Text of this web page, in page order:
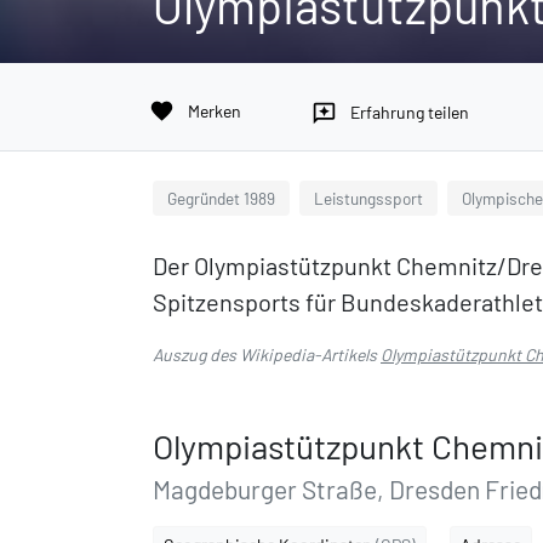
favorite Merken reviews Erfahrung teilen
Gegründet 1989 Leistungssport
Der Olympiastützpunkt Chemnitz/
Spitzensports für
Auszug des Wikipedia-ArtikelsOlympiastützpunkt
Olympiastützpunkt
Magdeburger Straße, Dresden